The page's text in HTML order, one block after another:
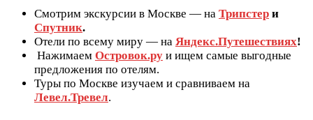
Смотрим экскурсии в Москве — на Трипстер и
Спутник.
Отели по всему миру — на Яндекс.Путешествиях!
Нажимаем Островок.ру и ищем самые выгодные
предложения по отелям.
Туры по Москве изучаем и сравниваем на
Левел.Тревел.